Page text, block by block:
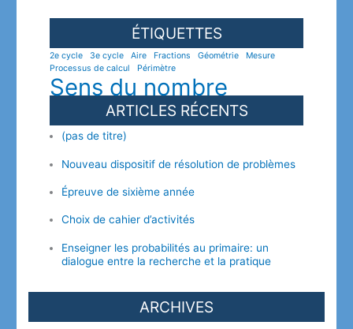
ÉTIQUETTES
2e cycle 3e cycle Aire Fractions Géométrie
Mesure
Processus de calcul
Périmètre
Sens du nombre
ARTICLES RÉCENTS
(pas de titre)
Nouveau dispositif de résolution de problèmes
Épreuve de sixième année
Choix de cahier d’activités
Enseigner les probabilités au primaire: un
dialogue entre la recherche et la pratique
ARCHIVES